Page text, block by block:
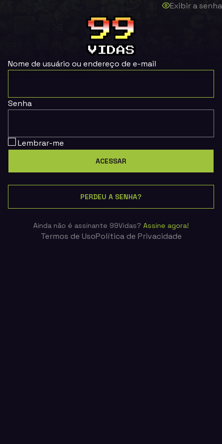
Nome de usuário ou endereço de e-mail
Senha
Exibir a senha
Lembrar-me
PERDEU A SENHA?
Ainda não é assinante 99Vidas? Assine agora!
Termos de UsoPolítica de Privacidade